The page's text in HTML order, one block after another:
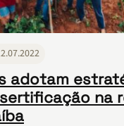
adotam
na